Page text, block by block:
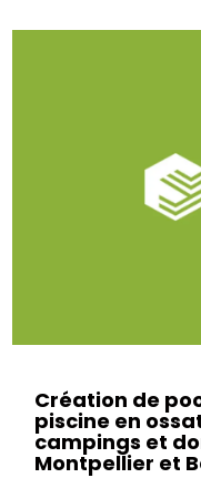
Création de
piscine en
campings et
Montpellier et